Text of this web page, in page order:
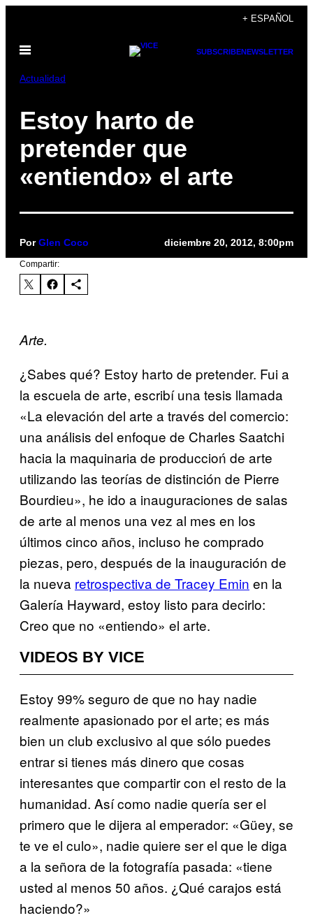
contenido
+ ESPAÑOL
Abrir
SUBSCRIBENEWSLETTER
Actualidad
Estoy harto de
pretender que
«entiendo» el arte
PorGlen Coco diciembre 20, 2012, 8:00pm
Compartir:
Arte.
¿Sabes qué? Estoy harto de pretender. Fui a
la escuela de arte, escribí una tesis llamada
«La elevación del arte a través del comercio:
una análisis del enfoque de Charles Saatchi
hacia la maquinaria de produccioń de arte
utilizando las teorías de distinción de Pierre
Bourdieu», he ido a inauguraciones de salas
de arte al menos una vez al mes en los
últimos cinco años, incluso he comprado
piezas, pero, después de la inauguración de
la nueva retrospectiva de Tracey Emin en la
Galería Hayward, estoy listo para decirlo:
Creo que no «entiendo» el arte.
VIDEOS BY VICE
Estoy 99% seguro de que no hay nadie
realmente apasionado por el arte; es más
bien un club exclusivo al que sólo puedes
entrar si tienes más dinero que cosas
interesantes que compartir con el resto de la
humanidad. Así como nadie quería ser el
primero que le dijera al emperador: «Güey, se
te ve el culo», nadie quiere ser el que le diga
a la señora de la fotografía pasada: «tiene
usted al menos 50 años. ¿Qué carajos está
haciendo?»